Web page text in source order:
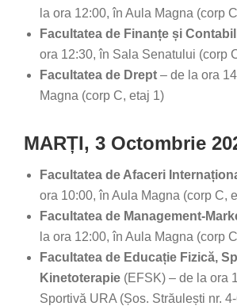
la ora 12:00, în Aula Magna (corp
Facultatea de Finanțe și
ora 12:30, în Sala Senatului (corp
Facultatea de Drept – de la ora
Magna (corp C, etaj 1)
MARȚI, 3 Octombrie
Facultatea de Afaceri
ora 10:00, în Aula Magna (corp C,
Facultatea de Management-
la ora 12:00, în Aula Magna (corp
Facultatea de Educație Fizică,
Kinetoterapie (EFSK) – de la ora
Sportivă URA (Șos. Străulești nr.